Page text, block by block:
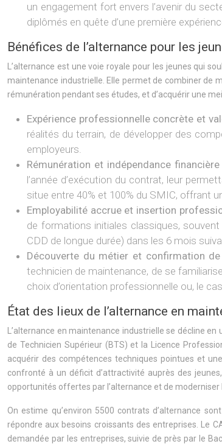
un engagement fort envers l’avenir du
diplômés en quête d’une première
Bénéfices de l’alternance pour les
L’alternance est une voie royale pour les jeunes qui
maintenance industrielle. Elle permet de combiner de
rémunération pendant ses études, et d’acquérir une
Expérience professionnelle concrète et
réalités du terrain, de développer des
employeurs.
Rémunération et indépendance financière
l’année d’exécution du contrat, leur
situe entre 40% et 100% du SMIC, offrant
Employabilité accrue et insertion
de formations initiales classiques,
CDD de longue durée) dans les 6 mois
Découverte du métier et confirmation
technicien de maintenance, de se
choix d’orientation professionnelle ou, le
État des lieux de l’alternance en
L’alternance en maintenance industrielle se décline
de Technicien Supérieur (BTS) et la Licence
acquérir des compétences techniques pointues et
confronté à un déficit d’attractivité auprès des
opportunités offertes par l’alternance et de
On estime qu’environ 5500 contrats d’alternance
répondre aux besoins croissants des entreprises. Le
demandée par les entreprises, suivie de près par le